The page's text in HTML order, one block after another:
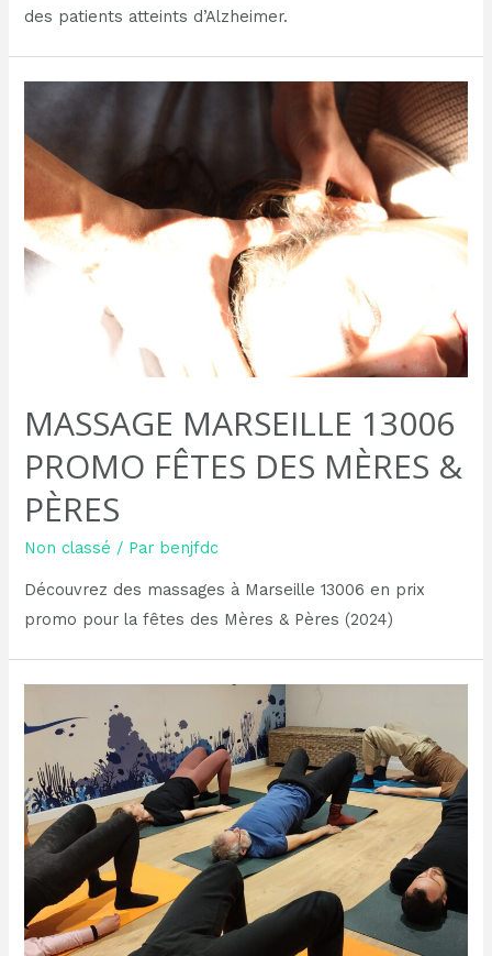
des patients atteints d’Alzheimer.
MASSAGE MARSEILLE 13006
PROMO FÊTES DES MÈRES &
PÈRES
Non classé / Par benjfdc
Découvrez des massages à Marseille 13006 en prix
promo pour la fêtes des Mères & Pères (2024)